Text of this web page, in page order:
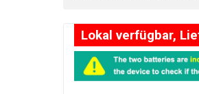
Lokal verfügbar,